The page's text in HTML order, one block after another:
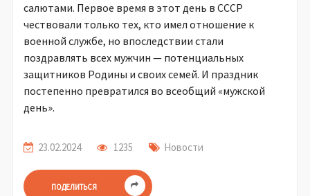
салютами. Первое время в этот день в СССР
чествовали только тех, кто имел отношение к
военной службе, но впоследствии стали
поздравлять всех мужчин — потенциальных
защитников Родины и своих семей. И праздник
постепенно превратился во всеобщий «мужской
день».
23.02.2024 1235 Новости
ПОДЕЛИТЬСЯ